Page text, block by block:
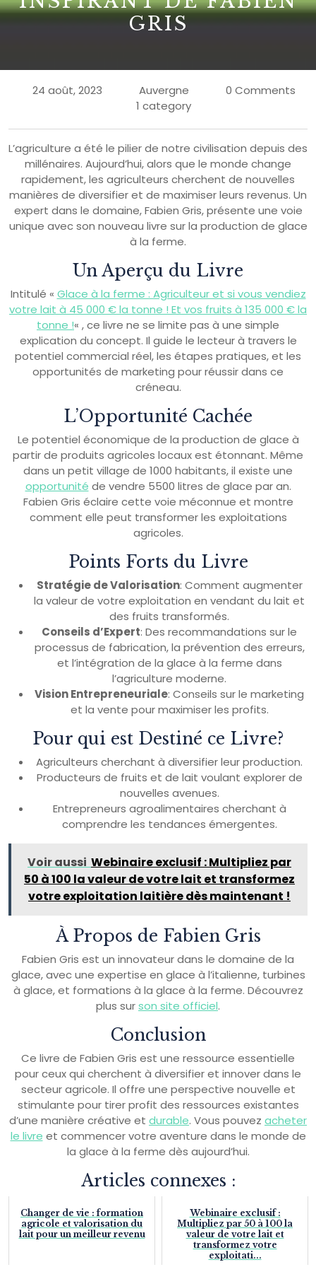
GRIS
24 août, 2023 Auvergne
0 Comments
1 category
L’agriculture a été le pilier de notre civilisation depuis des
millénaires. Aujourd’hui, alors que le monde change
rapidement, les agriculteurs cherchent de nouvelles
manières de diversifier et de maximiser leurs revenus. Un
expert dans le domaine, Fabien Gris, présente une voie
unique avec son nouveau livre sur la production de glace
à la ferme.
Un Aperçu du Livre
Intitulé « Glace à la ferme : Agriculteur et si vous vendiez
votre lait à 45 000 € la tonne ! Et vos fruits à 135 000 € la
tonne !« , ce livre ne se limite pas à une simple
explication du concept. Il guide le lecteur à travers le
potentiel commercial réel, les étapes pratiques, et les
opportunités de marketing pour réussir dans ce
créneau.
L’Opportunité Cachée
Le potentiel économique de la production de glace à
partir de produits agricoles locaux est étonnant. Même
dans un petit village de 1000 habitants, il existe une
opportunité de vendre 5500 litres de glace par an.
Fabien Gris éclaire cette voie méconnue et montre
comment elle peut transformer les exploitations
agricoles.
Points Forts du Livre
Stratégie de Valorisation: Comment augmenter
la valeur de votre exploitation en vendant du lait et
des fruits transformés.
Conseils d’Expert: Des recommandations sur le
processus de fabrication, la prévention des erreurs,
et l’intégration de la glace à la ferme dans
l’agriculture moderne.
Vision Entrepreneuriale: Conseils sur le marketing
et la vente pour maximiser les profits.
Pour qui est Destiné ce Livre?
Agriculteurs cherchant à diversifier leur production.
Producteurs de fruits et de lait voulant explorer de
nouvelles avenues.
Entrepreneurs agroalimentaires cherchant à
comprendre les tendances émergentes.
Voir aussi Webinaire exclusif : Multipliez par
50 à 100 la valeur de votre lait et transformez
votre exploitation laitière dès maintenant !
À Propos de Fabien Gris
Fabien Gris est un innovateur dans le domaine de la
glace, avec une expertise en glace à l’italienne, turbines
à glace, et formations à la glace à la ferme. Découvrez
plus surson site officiel.
Conclusion
Ce livre de Fabien Gris est une ressource essentielle
pour ceux qui cherchent à diversifier et innover dans le
secteur agricole. Il offre une perspective nouvelle et
stimulante pour tirer profit des ressources existantes
d’une manière créative et durable. Vous pouvez acheter
le livre et commencer votre aventure dans le monde de
la glace à la ferme dès aujourd’hui.
Articles connexes :
Changer de vie : formation
agricole et valorisation du
lait pour un meilleur revenu
Webinaire exclusif :
Multipliez par 50 à 100 la
valeur de votre lait et
transformez votre
exploitati...